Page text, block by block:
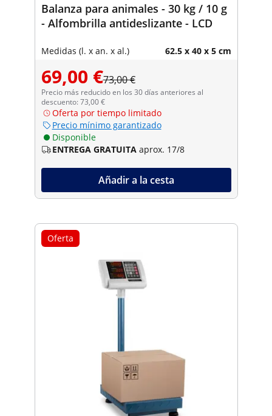
Balanza para animales - 30 kg / 10 g
- Alfombrilla antideslizante - LCD
Medidas (l. x an. x al.) 62.5 x 40 x 5 cm
69,00 €73,00 €
Precio más reducido en los 30 días anteriores al
descuento: 73,00 €
Oferta por tiempo limitado
Precio mínimo garantizado
Disponible
ENTREGA GRATUITA aprox. 17/8
Añadir a la cesta
Oferta